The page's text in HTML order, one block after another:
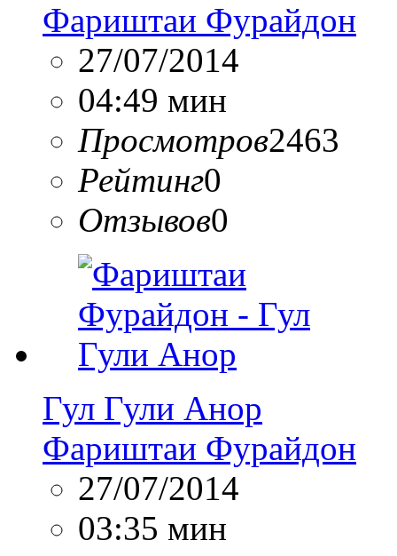
Фариштаи Фурайдон
27/07/2014
04:49 мин
Просмотров2463
Рейтинг0
Отзывов0
Гул Гули Анор
Фариштаи Фурайдон
27/07/2014
03:35 мин